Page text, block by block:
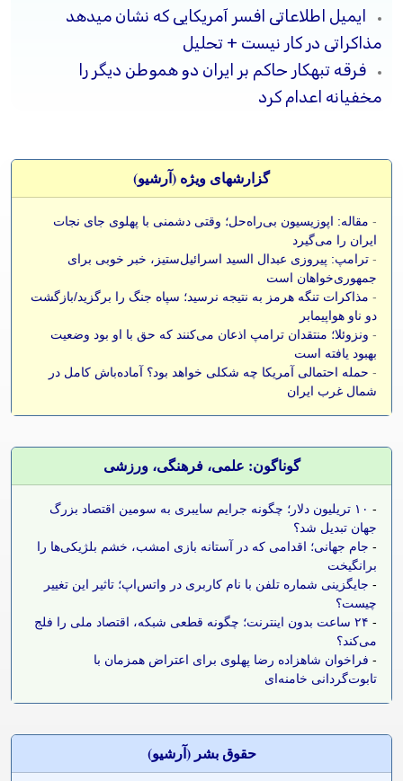
ایمیل اطلاعاتی افسر آمریکایی که نشان میدهد
مذاکراتی در کار نیست + تحلیل
فرقه تبهکار حاکم بر ایران دو هموطن دیگر را
مخفیانه اعدام کرد
گزارشهای ویژه (آرشيو)
- مقاله: اپوزیسیون بی‌راه‌حل؛ وقتی دشمنی با پهلوی جای نجات
ایران را می‌گیرد
- ترامپ: پیروزی عبدال السید اسرائیل‌ستیز، خبر خوبی برای
جمهوری‌خواهان است
- مذاکرات تنگه هرمز به نتیجه نرسید؛ سپاه جنگ را برگزید/بازگشت
دو ناو هواپیمابر
- ونزوئلا؛ منتقدان ترامپ اذعان می‌کنند که حق با او بود وضعیت
بهبود یافته است
- حمله احتمالی آمریکا چه شکلی خواهد بود؟ آماده‌باش کامل در
شمال غرب ایران
گوناگون: علمی، فرهنگی، ورزشی
-
۱۰ تریلیون دلار؛ چگونه جرایم سایبری به سومین اقتصاد بزرگ
جهان تبدیل شد؟
- جام جهانی؛ اقدامی که در آستانه بازی امشب، خشم بلژیکی‌ها را
برانگیخت
- جایگزینی شماره تلفن با نام کاربری در واتس‌اپ؛ تاثیر این تغییر
چیست؟
-
۲۴ ساعت بدون اینترنت؛ چگونه قطعی شبکه، اقتصاد ملی را فلج
می‌کند؟
- فراخوان شاهزاده رضا پهلوی برای اعتراض همزمان با
تابوت‌گردانی خامنه‌ای
حقوق بشر (آرشيو)